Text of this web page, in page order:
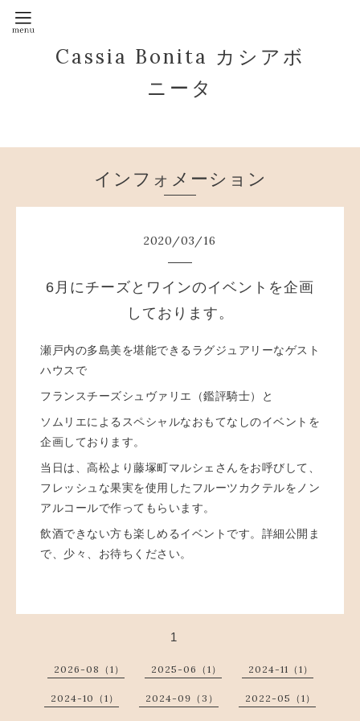
Cassia Bonita カシアボ
ニータ
インフォメーション
2020/03/16
6月にチーズとワインのイベントを企画
しております。
瀬戸内の多島美を堪能できるラグジュアリーなゲスト
ハウスで
フランスチーズシュヴァリエ（鑑評騎士）と
ソムリエによるスペシャルなおもてなしのイベントを
企画しております。
当日は、高松より藤塚町マルシェさんをお呼びして、
フレッシュな果実を使用したフルーツカクテルをノン
アルコールで作ってもらいます。
飲酒できない方も楽しめるイベントです。詳細公開ま
で、少々、お待ちください。
1
2026-08（1） 2025-06（1） 2024-11（1）
2024-10（1） 2024-09（3） 2022-05（1）